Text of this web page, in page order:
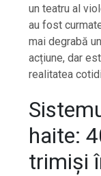
un teatru al
au fost
mai degrabă
acțiune, dar
realitatea
haite:
trimiși